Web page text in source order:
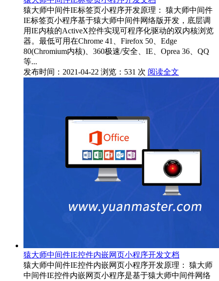
猿大师中间件IE标签页小程序开发原理： 猿大师中间件
IE标签页小程序基于猿大师中间件网络版开发，底层调
用IE内核的ActiveX控件实现可程序化驱动的双内核浏览
器。最低可用在Chrome 41、Firefox 50、Edge
80(Chromium内核)、360极速/安全、IE、Oprea 36、QQ
等...
发布时间：2021-04-22 浏览：531 次 阅读全文
猿大师中间件IE控件内嵌网页小程序开发文档
猿大师中间件IE控件内嵌网页小程序开发原理： 猿大师
中间件IE控件内嵌网页小程序是基于猿大师中间件网络